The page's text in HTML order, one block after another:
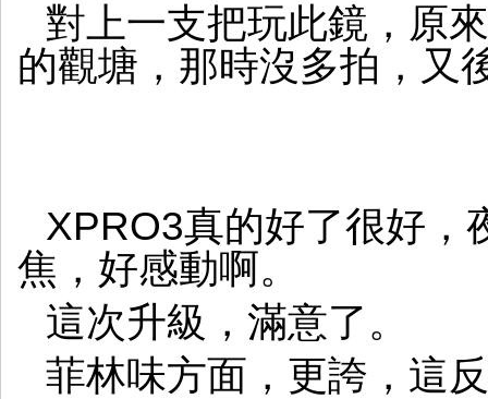
對上一支把玩此鏡，原
的觀塘，那時沒多拍，又
XPRO3真的好了很好，
焦，好感動啊。
這次升級，滿意了。
菲林味方面，更誇，這